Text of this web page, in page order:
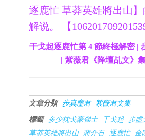
逐鹿忙 草莽英雄將出山
解说。 【
干戈起逐鹿忙第 4 節終極解密 |
| 紫薇君《降壇乩文》集
文章分類 步真麈君 紫薇君文集
標籤 多少枕戈豪傑士 干戈起
步虛
草莽英雄將出山
蔣介石 逐鹿忙 金